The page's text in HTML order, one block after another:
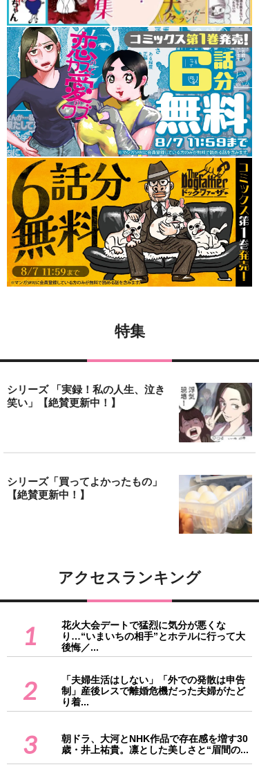
特集
シリーズ 「実録！私の人生、泣き
笑い」【絶賛更新中！】
シリーズ「買ってよかったもの」
【絶賛更新中！】
アクセスランキング
1
花火大会デートで猛烈に気分が悪くな
り…“いまいちの相手”とホテルに行って大
後悔／...
2
「夫婦生活はしない」「外での発散は申告
制」産後レスで離婚危機だった夫婦がたど
り着...
3
朝ドラ、大河とNHK作品で存在感を増す30
歳・井上祐貴。凛とした美しさと“眉間の...